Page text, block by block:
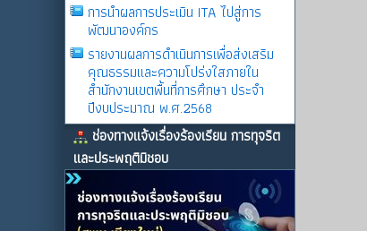
การนำผลการประเมิน ITA ไปสู่การ
พัฒนาองค์กร
รายงานผลการดําเนินการเพื่อส่งเสริม
คุณธรรมและความโปร่งใสภายใน
สำนักงานเขตพื้นที่การศึกษา ประจำ
ปีงบประมาณ พ.ศ.2568
ช่องทางแจ้งเรื่องร้องเรียน การทุจริต
และประพฤติมิชอบ